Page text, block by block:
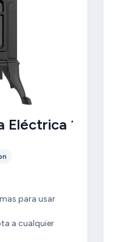
1500W
para usar
a cualquier